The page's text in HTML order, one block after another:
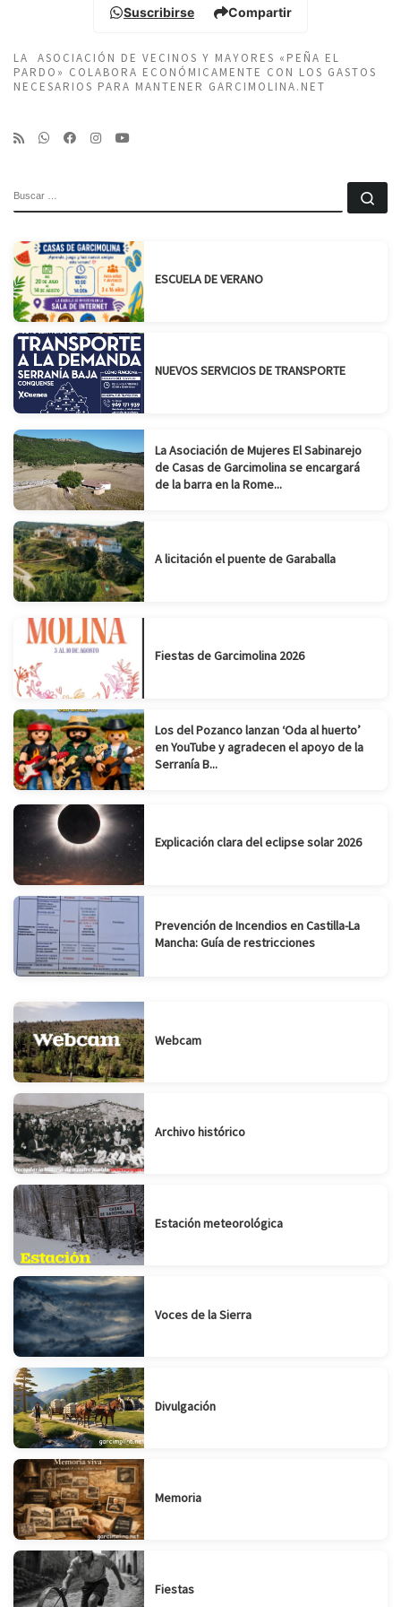
Suscribirse Compartir
LA ASOCIACIÓN DE VECINOS Y MAYORES «PEÑA EL
PARDO» COLABORA ECONÓMICAMENTE CON LOS GASTOS
NECESARIOS PARA MANTENER GARCIMOLINA.NET
ESCUELA DE VERANO
NUEVOS SERVICIOS DE TRANSPORTE
La Asociación de Mujeres El Sabinarejo
de Casas de Garcimolina se encargará
de la barra en la Rome...
A licitación el puente de Garaballa
Fiestas de Garcimolina 2026
Los del Pozanco lanzan ‘Oda al huerto’
en YouTube y agradecen el apoyo de la
Serranía B...
Explicación clara del eclipse solar 2026
Prevención de Incendios en Castilla-La
Mancha: Guía de restricciones
Webcam
Archivo histórico
Estación meteorológica
Voces de la Sierra
Divulgación
Memoria
Fiestas